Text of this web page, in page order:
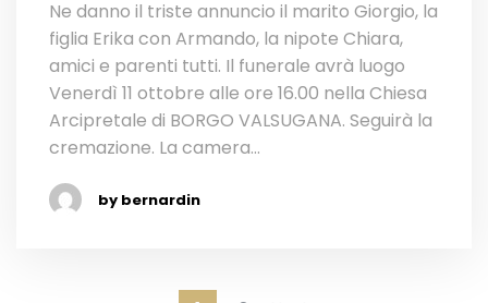
Ne danno il triste annuncio il marito Giorgio, la
figlia Erika con Armando, la nipote Chiara,
amici e parenti tutti. Il funerale avrà luogo
Venerdì 11 ottobre alle ore 16.00 nella Chiesa
Arcipretale di BORGO VALSUGANA. Seguirà la
cremazione. La camera...
by bernardin